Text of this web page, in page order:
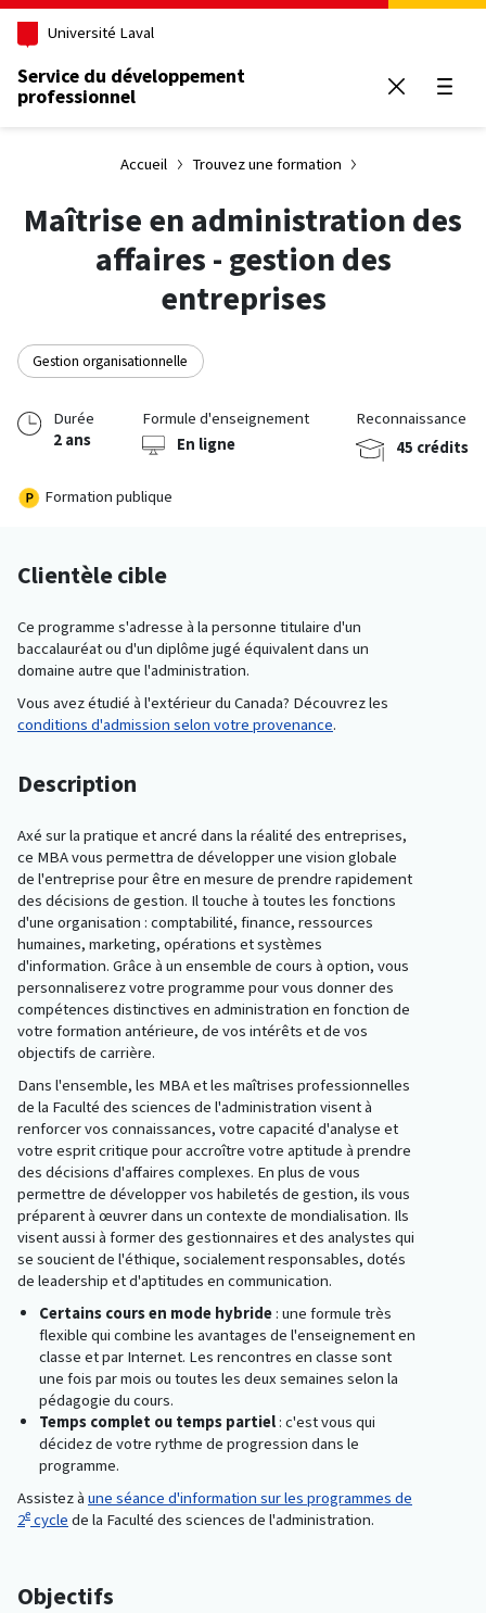
Aller au contenu principal
Université Laval
Service du développement
professionnel
Accueil Trouvez une formation
Maîtrise en administration des
affaires - gestion des
entreprises
Gestion organisationnelle
Durée
2 ans
Formule d'enseignement
En ligne
Reconnaissance
45 crédits
Formation publique
Clientèle cible
Ce programme s'adresse à la personne titulaire d'un
baccalauréat ou d'un diplôme jugé équivalent dans un
domaine autre que l'administration.
Vous avez étudié à l'extérieur du Canada? Découvrez les
conditions d'admission selon votre provenance.
Description
Axé sur la pratique et ancré dans la réalité des entreprises,
ce MBA vous permettra de développer une vision globale
de l'entreprise pour être en mesure de prendre rapidement
des décisions de gestion. Il touche à toutes les fonctions
d'une organisation : comptabilité, finance, ressources
humaines, marketing, opérations et systèmes
d'information. Grâce à un ensemble de cours à option, vous
personnaliserez votre programme pour vous donner des
compétences distinctives en administration en fonction de
votre formation antérieure, de vos intérêts et de vos
objectifs de carrière.
Dans l'ensemble, les MBA et les maîtrises professionnelles
de la Faculté des sciences de l'administration visent à
renforcer vos connaissances, votre capacité d'analyse et
votre esprit critique pour accroître votre aptitude à prendre
des décisions d'affaires complexes. En plus de vous
permettre de développer vos habiletés de gestion, ils vous
préparent à œuvrer dans un contexte de mondialisation. Ils
visent aussi à former des gestionnaires et des analystes qui
se soucient de l'éthique, socialement responsables, dotés
de leadership et d'aptitudes en communication.
Certains cours en mode hybride : une formule très
flexible qui combine les avantages de l'enseignement en
classe et par Internet. Les rencontres en classe sont
une fois par mois ou toutes les deux semaines selon la
pédagogie du cours.
Temps complet ou temps partiel : c'est vous qui
décidez de votre rythme de progression dans le
programme.
Assistez à une séance d'information sur les programmes de
2e cycle de la Faculté des sciences de l'administration.
Objectifs